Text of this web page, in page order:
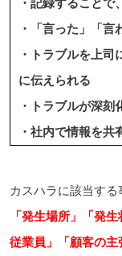
・記録すること
・「言った」「言
・トラブルを上
に伝えられる
・トラブルが深刻
・社内で情報を共
カスハラに該当す
「発生場所」「発
従業員」「顧客の